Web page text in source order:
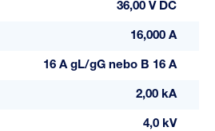
36,00 V DC
16,000 A
16 A gL/gG nebo B 16 A
2,00 kA
4,0 kV